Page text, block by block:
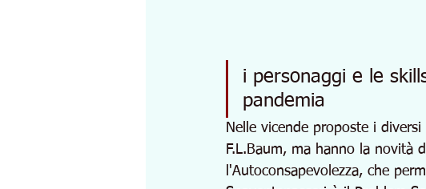
i personaggi e le
pandemia
Nelle vicende proposte i
F.L.Baum, ma hanno la novità
l'Autoconsapevolezza, che